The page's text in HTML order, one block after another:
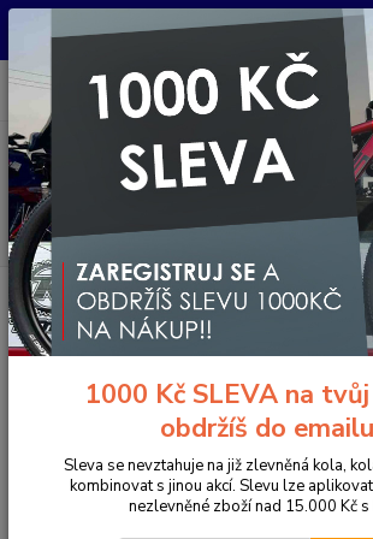
Pro nachystání kola / doplňků na prodejně si
CZK
+420 733 792 733
PO-PÁ 10:00-17:00 | SO: 9:00-12:00
Úvod Odstoupení od Kupní smlouvy (do 14 dní o
Odstoupení od Kupní
(do 14 dní o převzetí
Odstoupení od Kupní smlouvy
1000 Kč SLEVA na
obdržíš do
Sleva se nevztahuje na již zlevněná kola,
kombinovat s jinou akcí. Slevu lze
nezlevněné zboží nad 15.000 Kč s